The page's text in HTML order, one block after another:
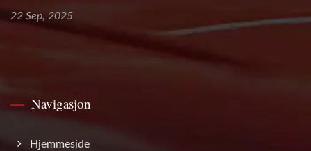
22 Sep, 2025
Navigasjon
Hjemmeside